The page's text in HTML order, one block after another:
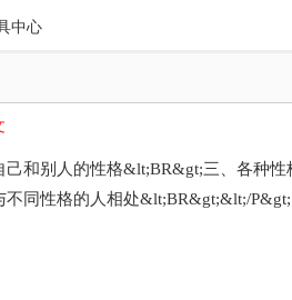
中心
和别人的性格&lt;BR&gt;三、各种
同性格的人相处&lt;BR&gt;&lt;/P&gt;